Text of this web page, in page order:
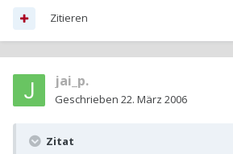
Zitieren
jai_p.
Geschrieben 22. März 2006
Zitat